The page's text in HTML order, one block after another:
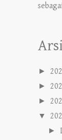
►
►
►
▼
►